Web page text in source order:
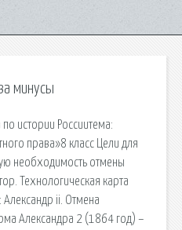
минусы
по истории Россиитема:
права»8 класс Цели для
необходимость отмены
Технологическая карта
Александр ii. Отмена
Александра 2 (1864 год) –